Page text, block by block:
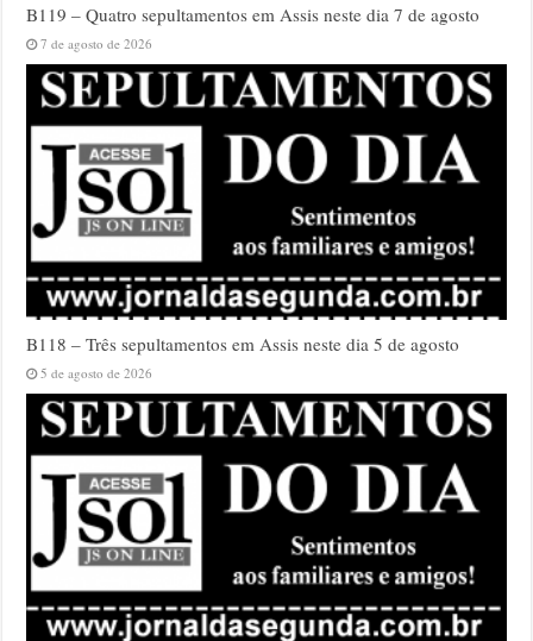
B119 – Quatro sepultamentos em Assis neste dia 7 de agosto
7 de agosto de 2026
B118 – Três sepultamentos em Assis neste dia 5 de agosto
5 de agosto de 2026